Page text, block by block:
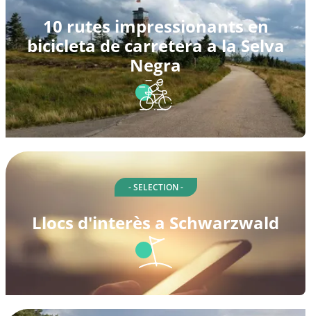
10 rutes impressionants en
bicicleta de carretera a la Selva
Negra
- SELECTION -
Llocs d'interès a Schwarzwald